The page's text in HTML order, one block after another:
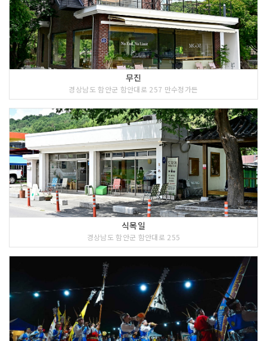
무진
경상남도 함안군 함안대로 257 만수정가든
식목일
경상남도 함안군 함안대로 255